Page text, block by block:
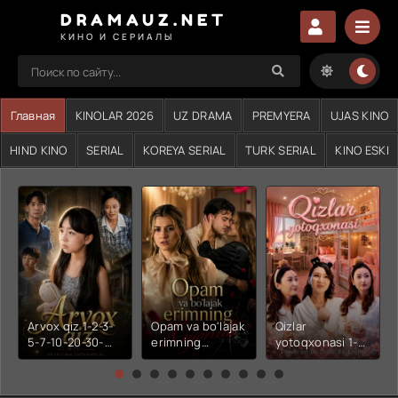
DRAMAUZ.NET
КИНО И СЕРИАЛЫ
Главная KINOLAR 2026 UZ DRAMA PREMYERA UJAS KINO
HIND KINO SERIAL KOREYA SERIAL TURK SERIAL KINO ESKI
Arvox qiz 1-2-3-
5-7-10-20-30-
50-60-70-80-
Opam va bo'lajak
erimning
xiyonati 1-2-3-4-
5-6-7-10-20-30-
Qizlar
yotoqxonasi 1-2-
3-4-5-6-7-10-20-
30-50-60-70-80-